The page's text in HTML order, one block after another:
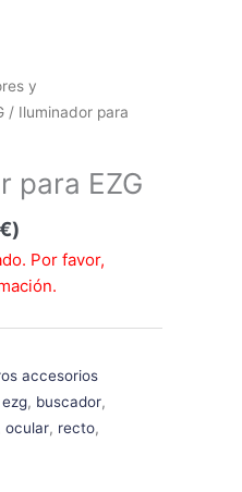
y
/ Iluminador para
para EZG
€)
Por favor,
accesorios
, buscador,
ocular, recto,